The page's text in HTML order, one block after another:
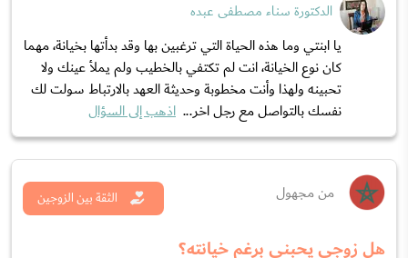
الدكتورة سناء مصطفى عبده
يا ابنتي وما هذه الحياة التي ترغبين بها وقد بدأتها بخيانة، مهما
كان نوع الخيانة، انت لم تكتفي بالخطيب ولم يملأ عينك ولا
تحبينه ولهذا وأنت مخطوبة وحديثة العهد بالارتباط سولت لك
نفسك بالتواصل مع رجل اخر... اذهب إلى السؤال
من مجهول
هل زوجي يحبني برغم خيانته؟
الثقة بين الزوجين